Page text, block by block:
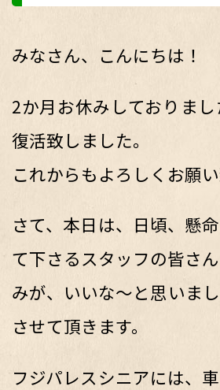
みなさん、こんにちは！
2か月お休みしておりま
復活致しました。
これからもよろしくお願い
さて、本日は、日頃、懸
て下さるスタッフの皆さ
みが、いいな～と思いま
させて頂きます。
フジパレスシニアには、